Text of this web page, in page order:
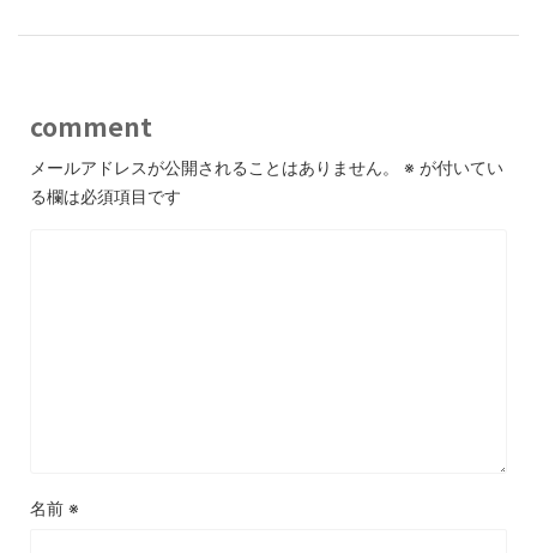
comment
メールアドレスが公開されることはありません。 ※ が付いてい
る欄は必須項目です
名前 ※